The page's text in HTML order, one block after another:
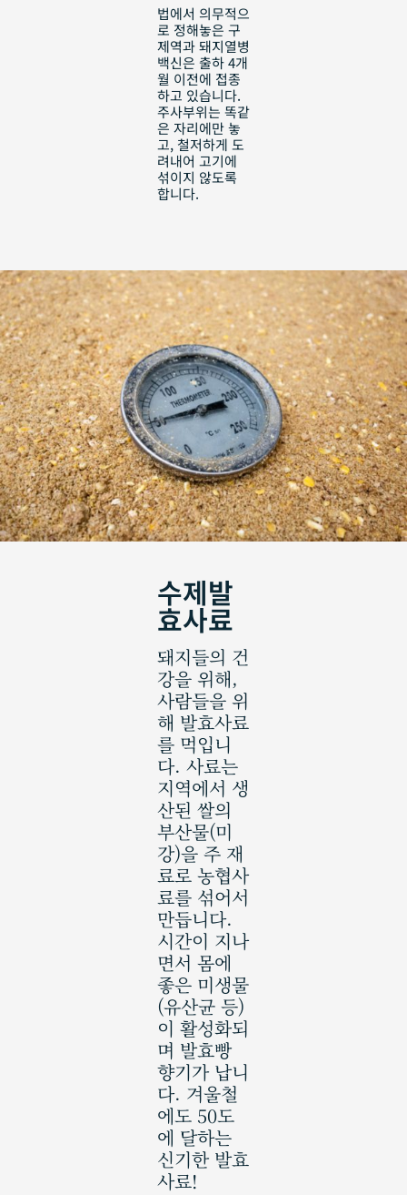
법에서 의무적으
로 정해놓은 구
제역과 돼지열병
백신은 출하 4개
월 이전에 접종
하고 있습니다.
주사부위는 똑같
은 자리에만 놓
고, 철저하게 도
려내어 고기에
섞이지 않도록
합니다.
수제발
효사료
돼지들의 건
강을 위해,
사람들을 위
해 발효사료
를 먹입니
다. 사료는
지역에서 생
산된 쌀의
부산물(미
강)을 주 재
료로 농협사
료를 섞어서
만듭니다.
시간이 지나
면서 몸에
좋은 미생물
(유산균 등)
이 활성화되
며 발효빵
향기가 납니
다. 겨울철
에도 50도
에 달하는
신기한 발효
사료!